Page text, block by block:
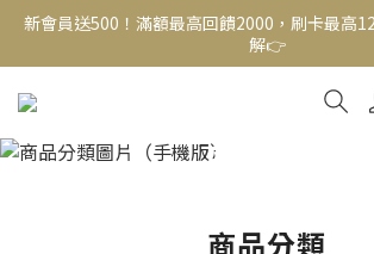
新會員送500！滿額最高回饋2000，刷卡最高
解👉
新會員送500！滿額最高回饋2000，刷卡最高
解👉
結帳頁選zingala銀角零卡分期，
新會員送500！滿額最高回饋2000，刷卡最高12
平衡導線
商品分類